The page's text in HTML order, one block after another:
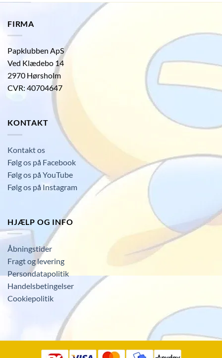
FIRMA
Papklubben ApS
Ved Klædebo 14
2970 Hørsholm
CVR: 40704647
KONTAKT
Kontakt os
Følg os på Facebook
Følg os på YouTube
Følg os på Instagram
HJÆLP OG INFO
Åbningstider
Fragt og levering
Persondatapolitik
Handelsbetingelser
Cookiepolitik